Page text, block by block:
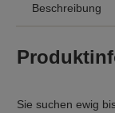
Beschreibung
Sie suchen ewig